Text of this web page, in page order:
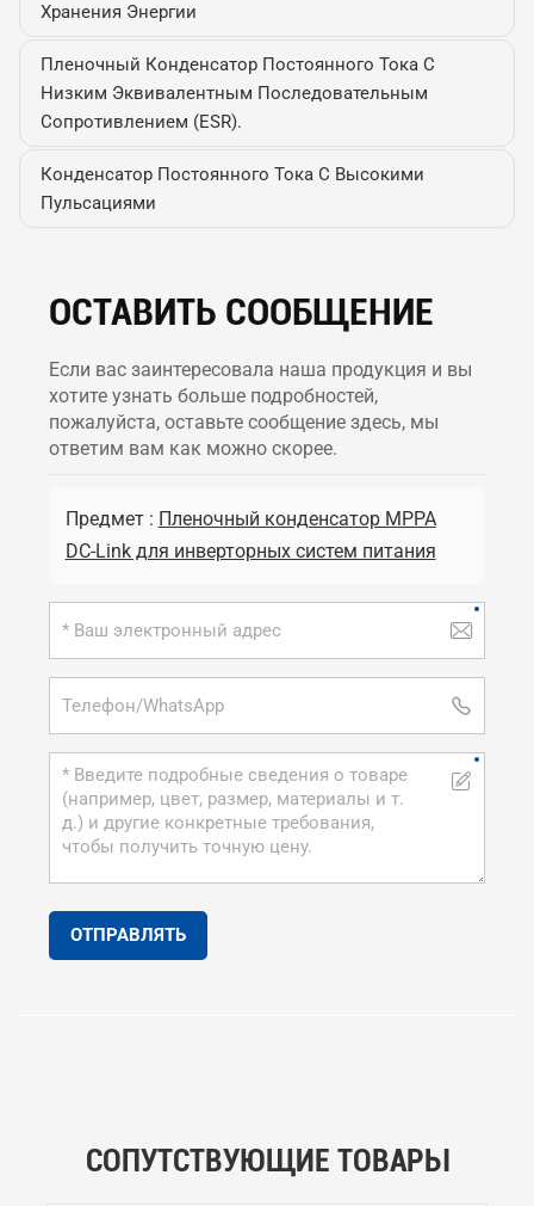
Хранения Энергии
Пленочный Конденсатор Постоянного Тока С
Низким Эквивалентным Последовательным
Сопротивлением (ESR).
Конденсатор Постоянного Тока С Высокими
Пульсациями
ОСТАВИТЬ СООБЩЕНИЕ
Если вас заинтересовала наша продукция и вы
хотите узнать больше подробностей,
пожалуйста, оставьте сообщение здесь, мы
ответим вам как можно скорее.
Предмет : Пленочный конденсатор MPPA
DC-Link для инверторных систем питания
ОТПРАВЛЯТЬ
СОПУТСТВУЮЩИЕ ТОВАРЫ